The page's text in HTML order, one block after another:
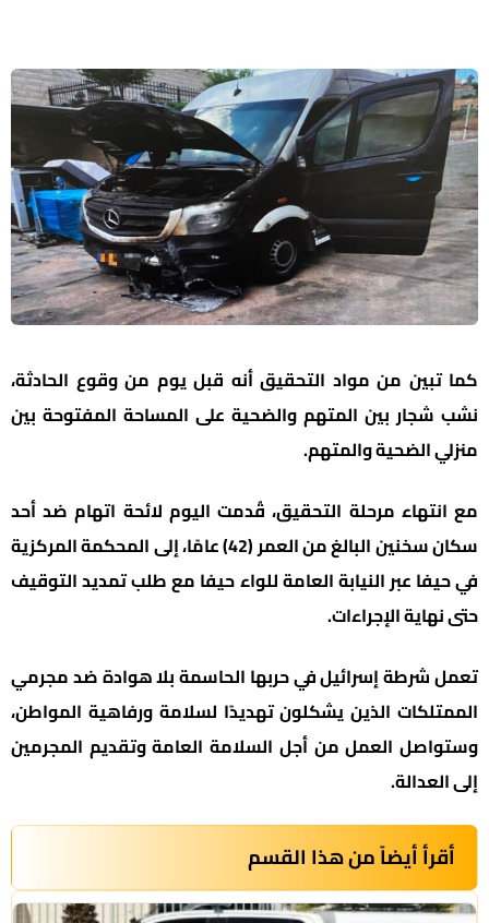
كما تبين من مواد التحقيق أنه قبل يوم من وقوع الحادثة،
نشب شجار بين المتهم والضحية على المساحة المفتوحة بين
منزلي الضحية والمتهم.
مع انتهاء مرحلة التحقيق، قُدمت اليوم لائحة اتهام ضد أحد
سكان سخنين البالغ من العمر (42) عامًا، إلى المحكمة المركزية
في حيفا عبر النيابة العامة للواء حيفا مع طلب تمديد التوقيف
حتى نهاية الإجراءات.
تعمل شرطة إسرائيل في حربها الحاسمة بلا هوادة ضد مجرمي
الممتلكات الذين يشكلون تهديدًا لسلامة ورفاهية المواطن،
وستواصل العمل من أجل السلامة العامة وتقديم المجرمين
إلى العدالة.
أقرأ أيضاً من هذا القسم